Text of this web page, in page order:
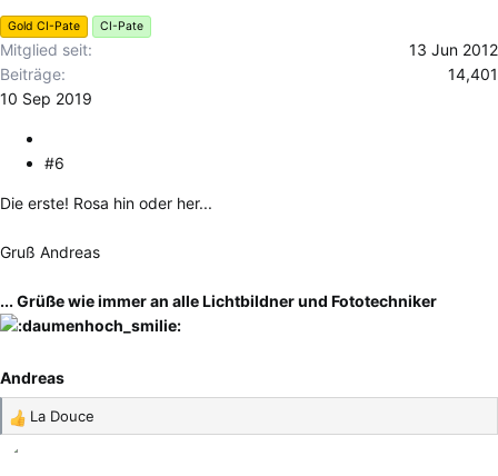
Gold CI-Pate CI-Pate
Mitglied seit
13 Jun 2012
Beiträge
14,401
10 Sep 2019
#6
Die erste! Rosa hin oder her...
Gruß Andreas
... Grüße wie immer an alle Lichtbildner und Fototechniker
Andreas
R
e
La Douce